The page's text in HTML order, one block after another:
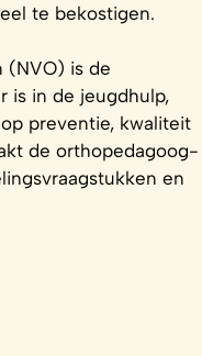
te bekostigen.
(NVO) is de
is in de jeugdhulp,
preventie, kwaliteit
de orthopedagoog-
en